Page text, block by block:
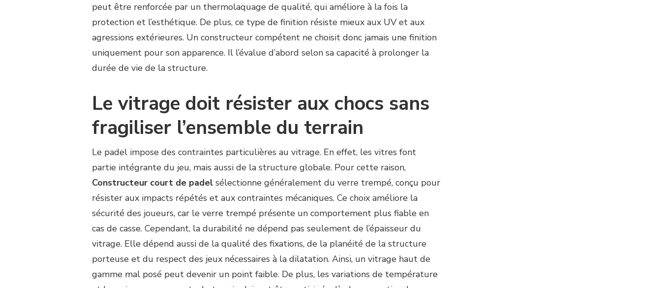
peut être renforcée par un thermolaquage de qualité, qui améliore à la fois la
protection et l’esthétique. De plus, ce type de finition résiste mieux aux UV et aux
agressions extérieures. Un constructeur compétent ne choisit donc jamais une finition
uniquement pour son apparence. Il l’évalue d’abord selon sa capacité à prolonger la
durée de vie de la structure.
Le vitrage doit résister aux chocs sans
fragiliser l’ensemble du terrain
Le padel impose des contraintes particulières au vitrage. En effet, les vitres font
partie intégrante du jeu, mais aussi de la structure globale. Pour cette raison,
Constructeur court de padel sélectionne généralement du verre trempé, conçu pour
résister aux impacts répétés et aux contraintes mécaniques. Ce choix améliore la
sécurité des joueurs, car le verre trempé présente un comportement plus fiable en
cas de casse. Cependant, la durabilité ne dépend pas seulement de l’épaisseur du
vitrage. Elle dépend aussi de la qualité des fixations, de la planéité de la structure
porteuse et du respect des jeux nécessaires à la dilatation. Ainsi, un vitrage haut de
gamme mal posé peut devenir un point faible. De plus, les variations de température